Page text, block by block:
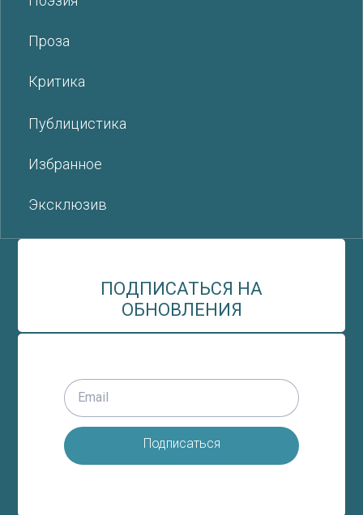
Проза
Критика
Публицистика
Избранное
Эксклюзив
ПОДПИСАТЬСЯ НА
ОБНОВЛЕНИЯ
Подписаться